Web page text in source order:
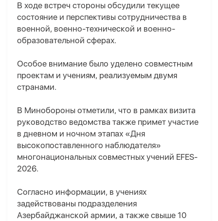
В ходе встреч стороны обсудили текущее
состояние и перспективы сотрудничества в
военной, военно-технической и военно-
образовательной сферах.
Особое внимание было уделено совместным
проектам и учениям, реализуемым двумя
странами.
В Минобороны отметили, что в рамках визита
руководство ведомства также примет участие
в дневном и ночном этапах «Дня
высокопоставленного наблюдателя»
многонациональных совместных учений EFES-
2026.
Согласно информации, в учениях
задействованы подразделения
Азербайджанской армии, а также свыше 10